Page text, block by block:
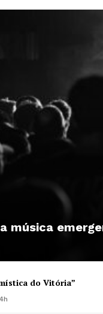
música
do Vitória”